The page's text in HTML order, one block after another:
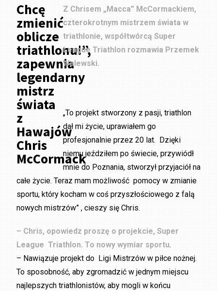
Chcę
zmienić
oblicze
triathlonu!”,
zapewnia
legendarny
mistrz
świata
z
Hawajów
Chris
McCormack
Z Chrisem „Macca” McCormackiem,
czterokrotnym mistrzem świata w
triathlonie, współtwórcą Super
League Triathlon rozmawia Przemek
Walewski.
„To projekt stworzony z pasji, triathlon
dał mi życie, uprawiałem go
profesjonalnie przez 20 lat. Dzięki
niemu jeździłem po świecie, przywiódł
mnie do Poznania, stworzył przyjaciół na
całe życie. Teraz mam możliwość pomocy w zmianie
sportu, który kocham w coś przyszłościowego z falą
nowych mistrzów” , cieszy się Chris.
– Chris, opowiedz proszę o projekcie, Super
League Triathlon. To nowy wymiar sportu.
– Nawiązuje projekt do Ligi Mistrzów w piłce nożnej.
To sposobność, aby zgromadzić w jednym miejscu
najlepszych triathlonistów, aby mogli w końcu